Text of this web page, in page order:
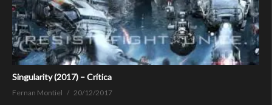
Singularity (2017) – Crítica
Fernan Montiel 20/12/2017